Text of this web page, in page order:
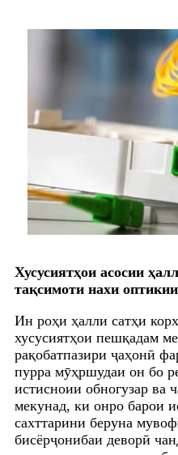
Хусусиятҳои асосии
тақсимоти нахи
Ин роҳи ҳалли сатҳи
хусусиятҳои пешқадам
рақобатпазири ҷаҳонӣ
пурра мӯҳршудаи он бо
истисноии обногузар ва
мекунад, ки онро барои
сахттарини беруна
бисёрҷонибаи деворӣ